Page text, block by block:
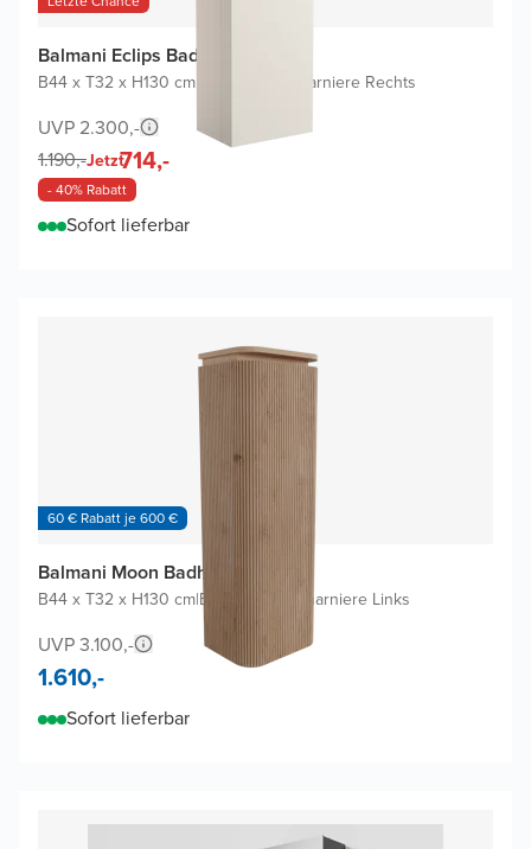
Balmani Eclips Badhochschrank
B44 x T32 x H130 cm Scharniere Rechts
UVP 2.300,-
1.190,-Jetzt714,-
- 40% Rabatt
Sofort lieferbar
60 € Rabatt je 600 €
Balmani Moon Badhochschrank
B44 x T32 x H130 cm|Eiche Natur Scharniere Links
UVP 3.100,-
1.610,-
Sofort lieferbar